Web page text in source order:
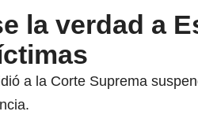
la verdad a
a la Corte Suprema